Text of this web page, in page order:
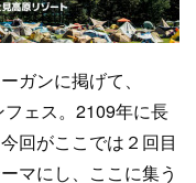
ガンに掲げて、
ェス。2109年に長
回がここでは２回目
マにし、ここに集う